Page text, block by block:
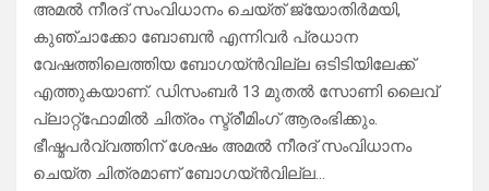
അമല്‍ നീരദ് സംവിധാനം ചെയ്ത് ജ്യോതിര്‍മയി,
കുഞ്ചാക്കോ ബോബന്‍ എന്നിവര്‍ പ്രധാന
വേഷത്തിലെത്തിയ ബോഗയ്ന്‍വില്ല ഒടിടിയിലേക്ക്
എത്തുകയാണ്. ഡിസംബര്‍ 13 മുതല്‍ സോണി ലൈവ്
പ്ലാറ്റ്‌ഫോമില്‍ ചിത്രം സ്ട്രീമിംഗ് ആരംഭിക്കും.
ഭീഷ്മപര്‍വ്വത്തിന് ശേഷം അമല്‍ നീരദ് സംവിധാനം
ചെയ്ത ചിത്രമാണ് ബോഗയ്ന്‍വില്ല…